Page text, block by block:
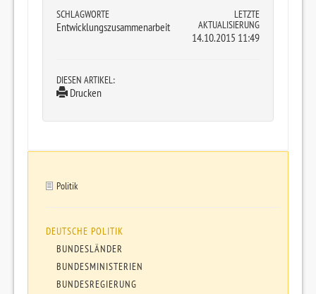
SCHLAGWORTE
Entwicklungszusammenarbeit
LETZTE
AKTUALISIERUNG
14.10.2015 11:49
DIESEN ARTIKEL:
Drucken
Politik
DEUTSCHE POLITIK
BUNDESLÄNDER
BUNDESMINISTERIEN
BUNDESREGIERUNG